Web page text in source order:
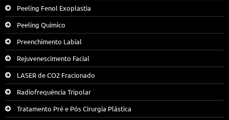
Peeling Fenol Exoplastia
Peeling Químico
Preenchimento Labial
Rejuvenescimento Facial
LASER de CO2 Fracionado
Radiofrequência Tripolar
Tratamento Pré e Pós Cirurgia Plástica